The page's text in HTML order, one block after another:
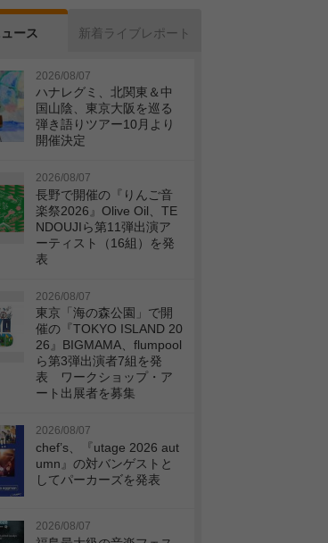
ース 新着ライブレポート
2026/08/07
ハナレグミ、北関東＆中
国山陰、東京大阪を巡る
弾き語りツアー10月より
開催決定
2026/08/07
長野で開催の『りんご音
楽祭2026』Olive Oil、TE
NDOUJIら第11弾出演ア
ーティスト（16組）を発
表
2026/08/07
東京「海の森公園」で開
催の『TOKYO ISLAND 20
26』BIGMAMA、flumpool
ら第3弾出演者7組を発
表 ワークショップ・ア
ート出展者を募集
2026/08/07
chef’s、『utage 2026 aut
umn』の対バンゲストと
してパーカーズを発表
2026/08/07